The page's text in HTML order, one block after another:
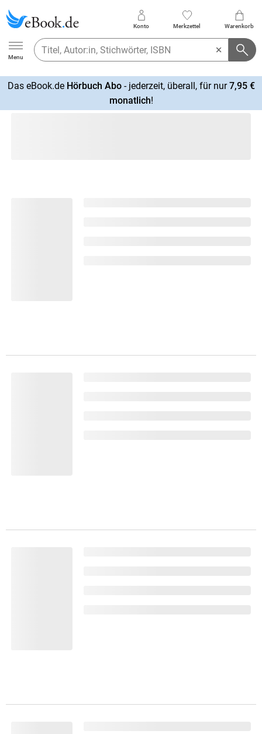
Ebook.de
Menu
Konto Merkzettel Warenkorb
Das eBook.de Hörbuch Abo- jederzeit, überall, für nur7,95 €
monatlich!